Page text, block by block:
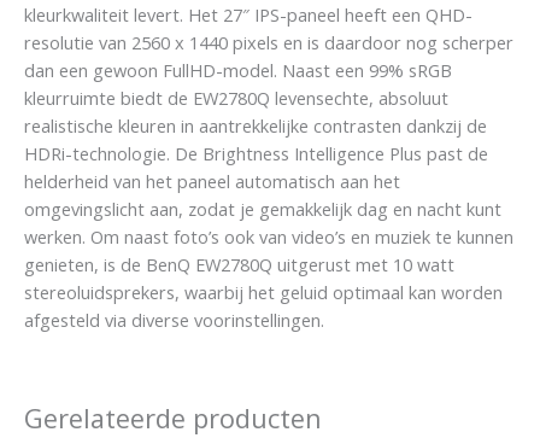
kleurkwaliteit levert. Het 27″ IPS-paneel heeft een QHD-
resolutie van 2560 x 1440 pixels en is daardoor nog scherper
dan een gewoon FullHD-model. Naast een 99% sRGB
kleurruimte biedt de EW2780Q levensechte, absoluut
realistische kleuren in aantrekkelijke contrasten dankzij de
HDRi-technologie. De Brightness Intelligence Plus past de
helderheid van het paneel automatisch aan het
omgevingslicht aan, zodat je gemakkelijk dag en nacht kunt
werken. Om naast foto’s ook van video’s en muziek te kunnen
genieten, is de BenQ EW2780Q uitgerust met 10 watt
stereoluidsprekers, waarbij het geluid optimaal kan worden
afgesteld via diverse voorinstellingen.
Gerelateerde producten